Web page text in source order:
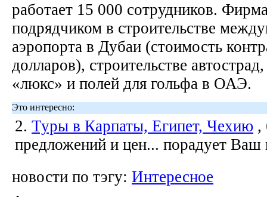
работает 15 000 сотрудников.
подрядчиком в строительстве
аэропорта в Дубаи (стоимость
долларов), строительстве
«люкс» и полей для гольфа в ОАЭ.
Это интересно:
2. Туры в Карпаты, Египет, Чехию ,
предложений и цен... порадует Ваш
новости по тэгу: Интересное